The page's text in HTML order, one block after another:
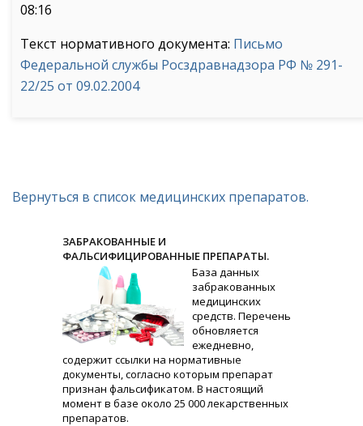
08:16
Текст нормативного документа: Письмо
Федеральной службы Росздравнадзора РФ № 291-
22/25 от 09.02.2004
Вернуться в список медицинских препаратов.
ЗАБРАКОВАННЫЕ И
ФАЛЬСИФИЦИРОВАННЫЕ ПРЕПАРАТЫ.
База данных
забракованных
медицинских
средств. Перечень
обновляется
ежедневно,
содержит ссылки на нормативные
документы, согласно которым препарат
признан фальсификатом. В настоящий
момент в базе около 25 000 лекарственных
препаратов.